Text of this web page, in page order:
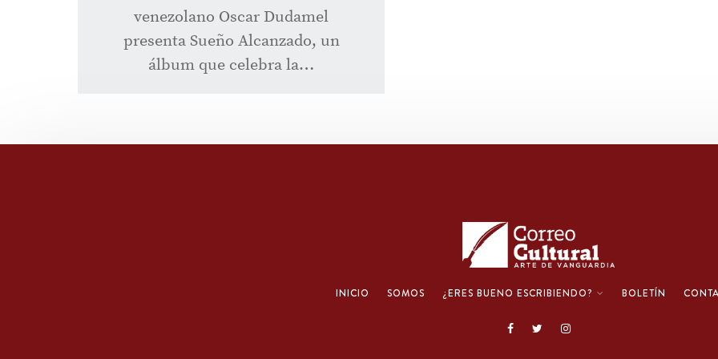
venezolano Oscar Dudamel
presenta Sueño Alcanzado, un
álbum que celebra la…
INICIO SOMOS ¿ERES BUENO ESCRIBIENDO? BOLETÍN